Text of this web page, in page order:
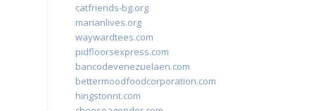
catfriends-bg.org
marianlives.org
waywardtees.com
pidfloorsexpress.com
bancodevenezuelaen.com
bettermoodfoodcorporation.com
hingstonnt.com